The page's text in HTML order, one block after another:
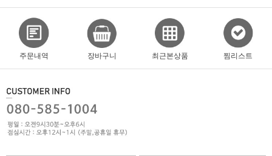
주문내역 장바구니 최근본상품 찜리스트